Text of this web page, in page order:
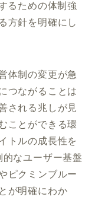
るための体制強
方針を明確にし
体制の変更が急
つながることは
される兆しが見
ことができる環
トルの成長性を
なユーザー基盤
ピクミンブルー
が明確にわか